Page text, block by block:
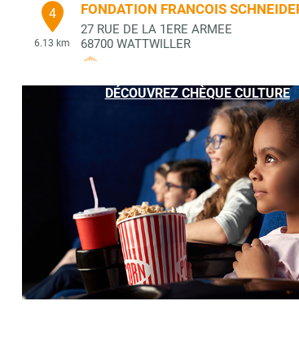
4
6.13 km
FONDATION FRANCOIS
27 RUE DE LA 1ERE ARMEE
68700 WATTWILLER
ITINÉRAIRE
DES LIVRES & VOUS
25 RUE DU MARECHAL FOCH
68290
MASEVAUX-NIEDERBRUCK
ITINÉRAIRE
DÉCOUVREZ CHÈQUE CULTURE